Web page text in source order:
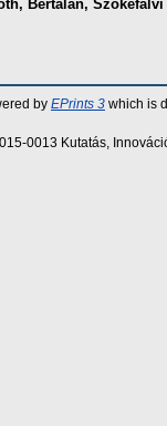
Bertalan, Szőkefalvi
by EPrints 3 which is
0013 Kutatás,